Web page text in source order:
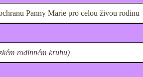
Panny Marie pro celou živou rodinu
rodinném kruhu)